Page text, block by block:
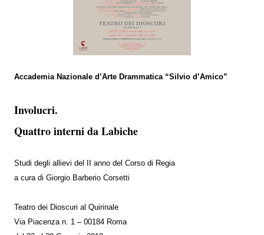
Accademia Nazionale d’Arte Drammatica “Silvio d’Amico”
Involucri.
Quattro interni da Labiche
Studi degli allievi del II anno del Corso di Regia
a cura di Giorgio Barberio Corsetti
Teatro dei Dioscuri al Quirinale
Via Piacenza n. 1 – 00184 Roma